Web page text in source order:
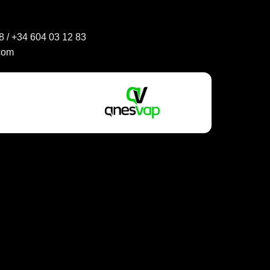
la
/+34 604 03 12 83